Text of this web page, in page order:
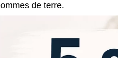
de terre.